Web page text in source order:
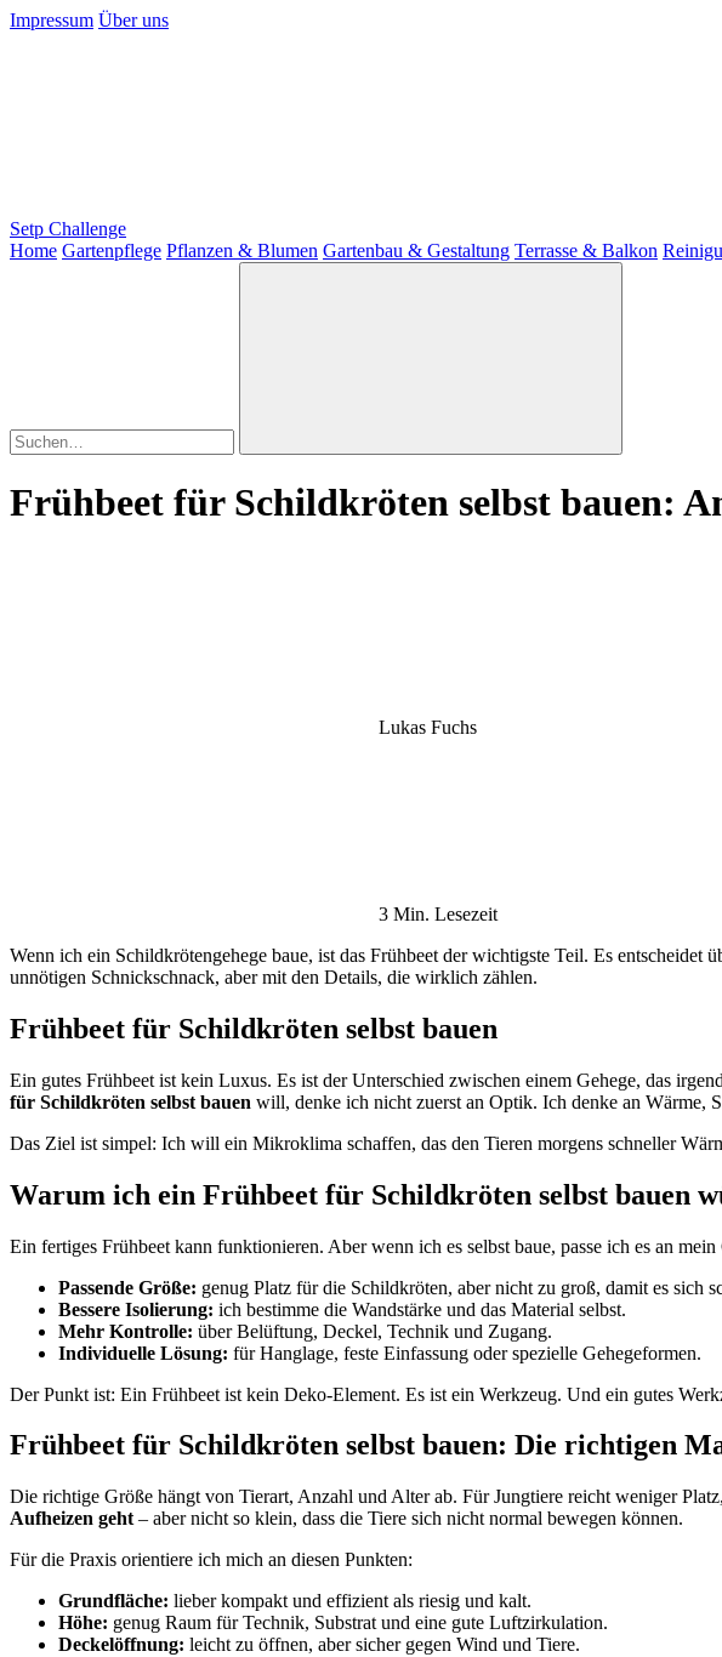
Impressum Über uns
Setp Challenge
Home Gartenpflege Pflanzen & Blumen Gartenbau & Gestaltung Terrasse & Balkon
Frühbeet für Schildkröten selbst bauen:
Lukas Fuchs
3 Min. Lesezeit
Wenn ich ein Schildkrötengehege baue, ist das Frühbeet der wichtigste Teil. Es
unnötigen Schnickschnack, aber mit den Details, die wirklich zählen.
Frühbeet für Schildkröten selbst bauen
Ein gutes Frühbeet ist kein Luxus. Es ist der Unterschied zwischen einem Gehege, das
für Schildkröten selbst bauen will, denke ich nicht zuerst an Optik. Ich denke an Wärme,
Das Ziel ist simpel: Ich will ein Mikroklima schaffen, das den Tieren morgens schneller
Warum ich ein Frühbeet für Schildkröten selbst bauen
Ein fertiges Frühbeet kann funktionieren. Aber wenn ich es selbst baue, passe ich es an
Passende Größe: genug Platz für die Schildkröten, aber nicht zu groß, damit es sich
Bessere Isolierung: ich bestimme die Wandstärke und das Material selbst.
Mehr Kontrolle: über Belüftung, Deckel, Technik und Zugang.
Individuelle Lösung: für Hanglage, feste Einfassung oder spezielle Gehegeformen.
Der Punkt ist: Ein Frühbeet ist kein Deko-Element. Es ist ein Werkzeug. Und ein gutes
Frühbeet für Schildkröten selbst bauen: Die richtigen
Die richtige Größe hängt von Tierart, Anzahl und Alter ab. Für Jungtiere reicht weniger
Aufheizen geht – aber nicht so klein, dass die Tiere sich nicht normal bewegen können.
Für die Praxis orientiere ich mich an diesen Punkten:
Grundfläche: lieber kompakt und effizient als riesig und kalt.
Höhe: genug Raum für Technik, Substrat und eine gute Luftzirkulation.
Deckelöffnung: leicht zu öffnen, aber sicher gegen Wind und Tiere.